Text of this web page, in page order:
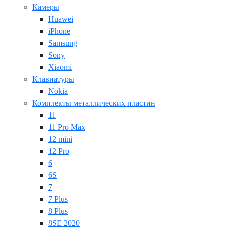
Камеры
Huawei
iPhone
Samsung
Sony
Xiaomi
Клавиатуры
Nokia
Комплекты металлических пластин
11
11 Pro Max
12 mini
12 Pro
6
6S
7
7 Plus
8 Plus
8SE 2020